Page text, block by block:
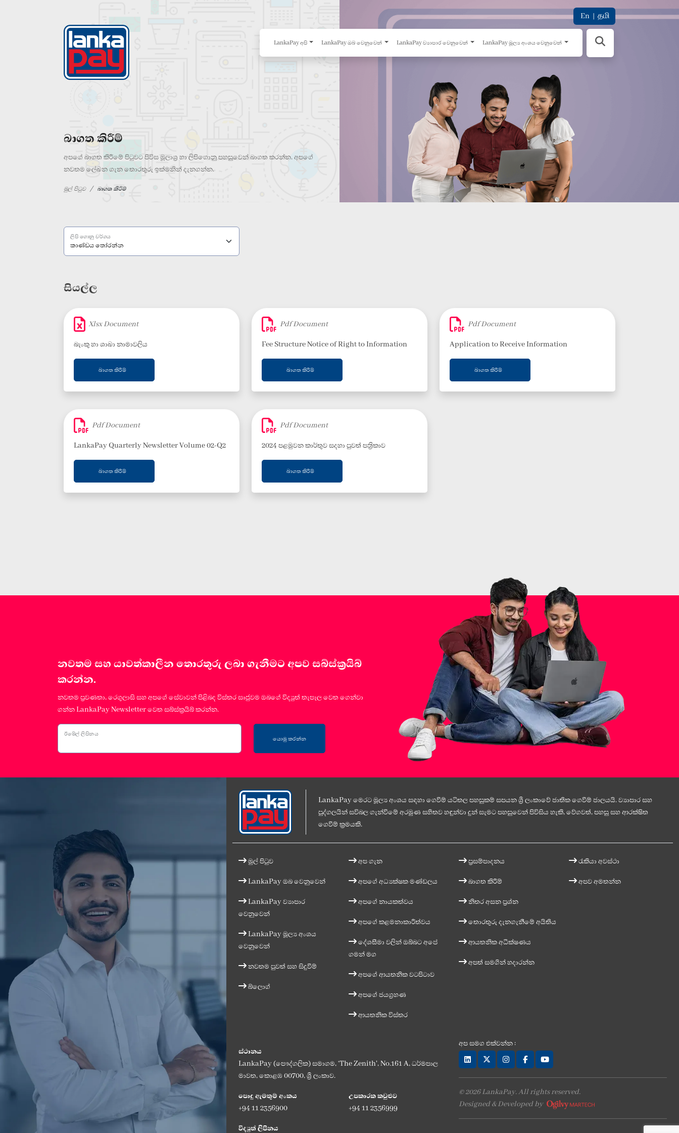
En | தமி
LankaPay අපි LankaPay ඔබ වෙනුවෙන් LankaPay ව්‍යාපාර වෙනුවෙන් LankaPay මූල්‍ය අංශය වෙනුවෙන්
බාගත කිරීම්
අපගේ බාගත කිරීමේ පිටුවට පිවිස මූලාශ්‍ර හා ලිපිගොනු පහසුවෙන් බාගත කරන්න. අපගේ
නවතම ලේඛන ගැන තොරතුරු ඉක්මනින් දැනගන්න.
මුල් පිටුව බාගත කිරීම්
ලිපි ගොනු වර්ගය
සියල්ල
Xlsx Document
බැංකු හා ශාඛා නාමාවලිය
බාගත කිරීම්
Pdf Document
Fee Structure Notice of Right to Information
බාගත කිරීම්
Pdf Document
Application to Receive Information
බාගත කිරීම්
Pdf Document
LankaPay Quarterly Newsletter Volume 02-Q2
බාගත කිරීම්
Pdf Document
2024 පළමුවන කාර්තුව සදහා පුවත් පත්‍රිකාව
බාගත කිරීම්
නවතම සහ යාවත්කාලීන තොරතුරු ලබා ගැනීමට අපව සබ්ස්ක්‍රයිබ්
කරන්න.
නවතම ප්‍රවණතා, රෙගුලාසි සහ අපගේ සේවාවන් පිළිබද විස්තර සෘජුවම ඔබගේ විද්‍යුත් තැපෑල වෙත ගෙන්වා
ගන්න LankaPay Newsletter වෙත සබ්ස්ක්‍රයිබ් කරන්න.
ඊමේල් ලිපිනය
යොමු කරන්න
LankaPay මෙරට මූල්‍ය අංශය සඳහා ගෙවීම් යටිතල පහසුකම් සපයන ශ්‍රී ලංකාවේ ජාතික ගෙවීම් ජාලයයි. ව්‍යාපාර සහ
පුද්ගලයින් සවිබල ගැන්වීමේ අරමුණ සහිතව හඳුන්වා දුන් සැමට පහසුවෙන් පිවිසිය හැකි, වේගවත්, පහසු සහ ආරක්ෂිත
ගෙවීම් ක්‍රමයකි.
මුල් පිටුව
LankaPay ඔබ වෙනුවෙන්
LankaPay ව්‍යාපාර
වෙනුවෙන්
LankaPay මූල්‍ය අංශය
වෙනුවෙන්
නවතම පුවත් සහ සිදුවීම්
බ්ලොග්
අප ගැන
අපගේ අධ්‍යක්ෂක මණ්ඩලය
අපගේ නායකත්වය
අපගේ කළමනාකාරීත්වය
දේශසීමා වලින් ඔබ්බට අපේ
ගමන් මග
අපගේ ආයතනික වටපිටාව
අපගේ ජයග්‍රහණ
ආයතනික විස්තර
ප්‍රසම්පාදනය
බාගත කිරීම්
නිතර අසන ප්‍රශ්න
තොරතුරු දැනගැනීමේ අයිතිය
ආයතනික අධීක්ෂණය
අපත් සමගින් හදාරන්න
රැකියා අවස්ථා
අපව අමතන්න
ස්ථානය
LankaPay (පෞද්ගලික) සමාගම, ‘The Zenith', No.161 A, ධර්මපාල
මාවත, කොළඹ 00700, ශ්‍රී ලංකාව.
පොදු ඇමතුම් අංකය
+94 11 2356900
උපකාරක කවුළුව
+94 11 2356999
විද්‍යුත් ලිපිනය
අප සමග එක්වන්න :
© 2026 LankaPay. All rights reserved.
Designed & Developed by